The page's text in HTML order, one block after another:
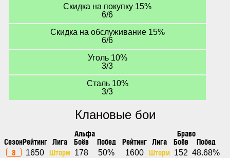
Скидка на покупку 15%
6/6
Скидка на обслуживание 15%
6/6
Уголь 10%
3/3
Сталь 10%
3/3
Клановые бои
Альфа Браво
СезонРейтинг Лига Боёв Побед Рейтинг Лига Боёв
Побед
8
1650 Шторм 178 50% 1600 Шторм 152 48.68%